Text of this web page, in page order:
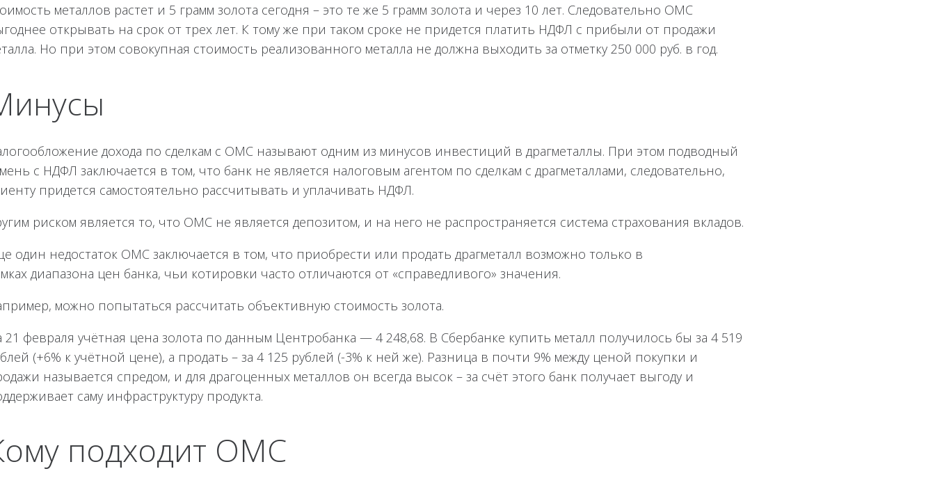
металлов растет и 5 грамм золота сегодня – это те же 5 грамм золота и через 10 лет. Следовательно ОМС
открывать на срок от трех лет. К тому же при таком сроке не придется платить НДФЛ с прибыли от продажи
Но при этом совокупная стоимость реализованного металла не должна выходить за отметку 250 000 руб. в год.
дохода по сделкам с ОМС называют одним из минусов инвестиций в драгметаллы. При этом подводный
с НДФЛ заключается в том, что банк не является налоговым агентом по сделкам с драгметаллами, следовательно,
придется самостоятельно рассчитывать и уплачивать НДФЛ.
риском является то, что ОМС не является депозитом, и на него не распространяется система страхования вкладов.
один недостаток ОМС заключается в том, что приобрести или продать драгметалл возможно только в
диапазона цен банка, чьи котировки часто отличаются от «справедливого» значения.
можно попытаться рассчитать объективную стоимость золота.
21 февраля учётная цена золота по данным Центробанка — 4 248,68. В Сбербанке купить металл получилось бы за 4 519
(+6% к учётной цене), а продать – за 4 125 рублей (-3% к ней же). Разница в почти 9% между ценой покупки и
называется спредом, и для драгоценных металлов он всегда высок – за счёт этого банк получает выгоду и
саму инфраструктуру продукта.
подходит ОМС